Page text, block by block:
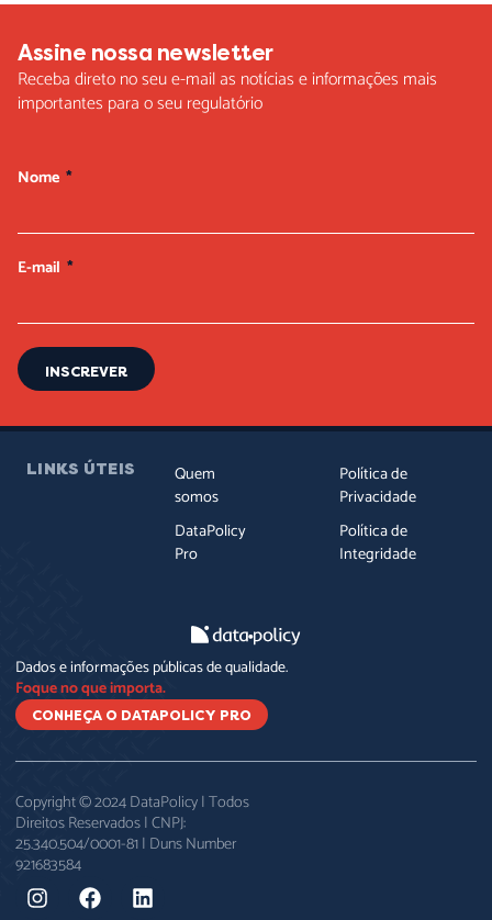
Assine nossa newsletter
Receba direto no seu e-mail as notícias e informações mais
importantes para o seu regulatório
Nome
E-mail
INSCREVER
LINKS ÚTEIS
Quem
somos
DataPolicy
Pro
Política de
Privacidade
Política de
Integridade
Dados e informações públicas de qualidade.
Foque no que importa.
CONHEÇA O DATAPOLICY PRO
Copyright © 2024 DataPolicy | Todos
Direitos Reservados | CNPJ:
25.340.504/0001-81 | Duns Number
921683584